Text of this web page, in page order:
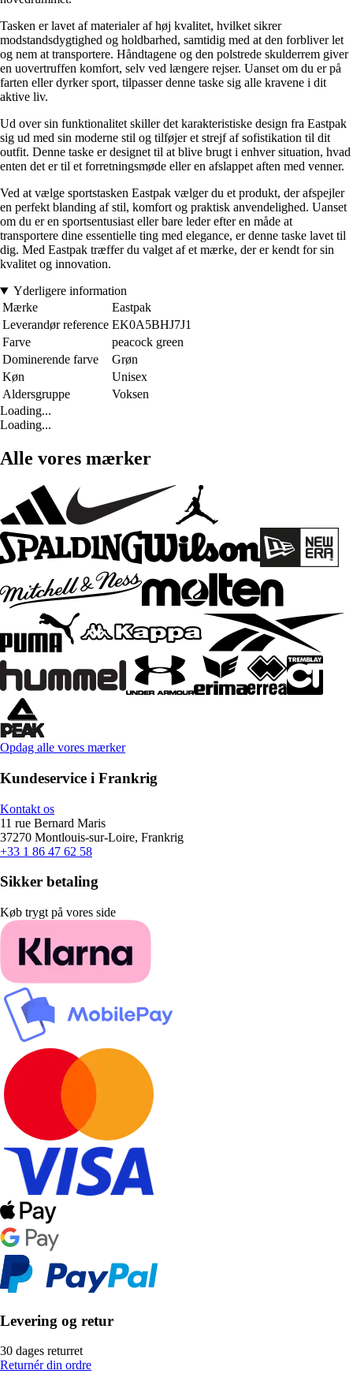
Tasken er lavet af materialer af høj kvalitet, hvilket sikrer
modstandsdygtighed og holdbarhed, samtidig med at den forbliver let
og nem at transportere. Håndtagene og den polstrede skulderrem giver
en uovertruffen komfort, selv ved længere rejser. Uanset om du er på
farten eller dyrker sport, tilpasser denne taske sig alle kravene i dit
aktive liv.
Ud over sin funktionalitet skiller det karakteristiske design fra Eastpak
sig ud med sin moderne stil og tilføjer et strejf af sofistikation til dit
outfit. Denne taske er designet til at blive brugt i enhver situation, hvad
enten det er til et forretningsmøde eller en afslappet aften med venner.
Ved at vælge sportstasken Eastpak vælger du et produkt, der afspejler
en perfekt blanding af stil, komfort og praktisk anvendelighed. Uanset
om du er en sportsentusiast eller bare leder efter en måde at
transportere dine essentielle ting med elegance, er denne taske lavet til
dig. Med Eastpak træffer du valget af et mærke, der er kendt for sin
kvalitet og innovation.
Yderligere information
Mærke
Eastpak
Leverandør reference EK0A5BHJ7J1
Farve
peacock green
Dominerende farve
Grøn
Køn
Unisex
Aldersgruppe
Voksen
Loading...
Loading...
Alle vores mærker
Opdag alle vores mærker
Kundeservice i Frankrig
Kontakt os
11 rue Bernard Maris
37270 Montlouis-sur-Loire, Frankrig
+33 1 86 47 62 58
Sikker betaling
Køb trygt på vores side
Levering og retur
30 dages returret
Returnér din ordre